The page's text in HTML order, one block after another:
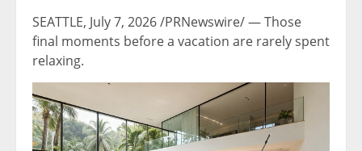
SEATTLE, July 7, 2026/PRNewswire/ — Those
final moments before a vacation are rarely spent
relaxing.